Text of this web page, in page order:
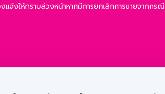
จ้งให้ทราบล่วงหน้าหากมีการยกเลิกการขายจากกรณี